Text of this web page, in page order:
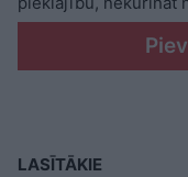
LASĪTĀKIE